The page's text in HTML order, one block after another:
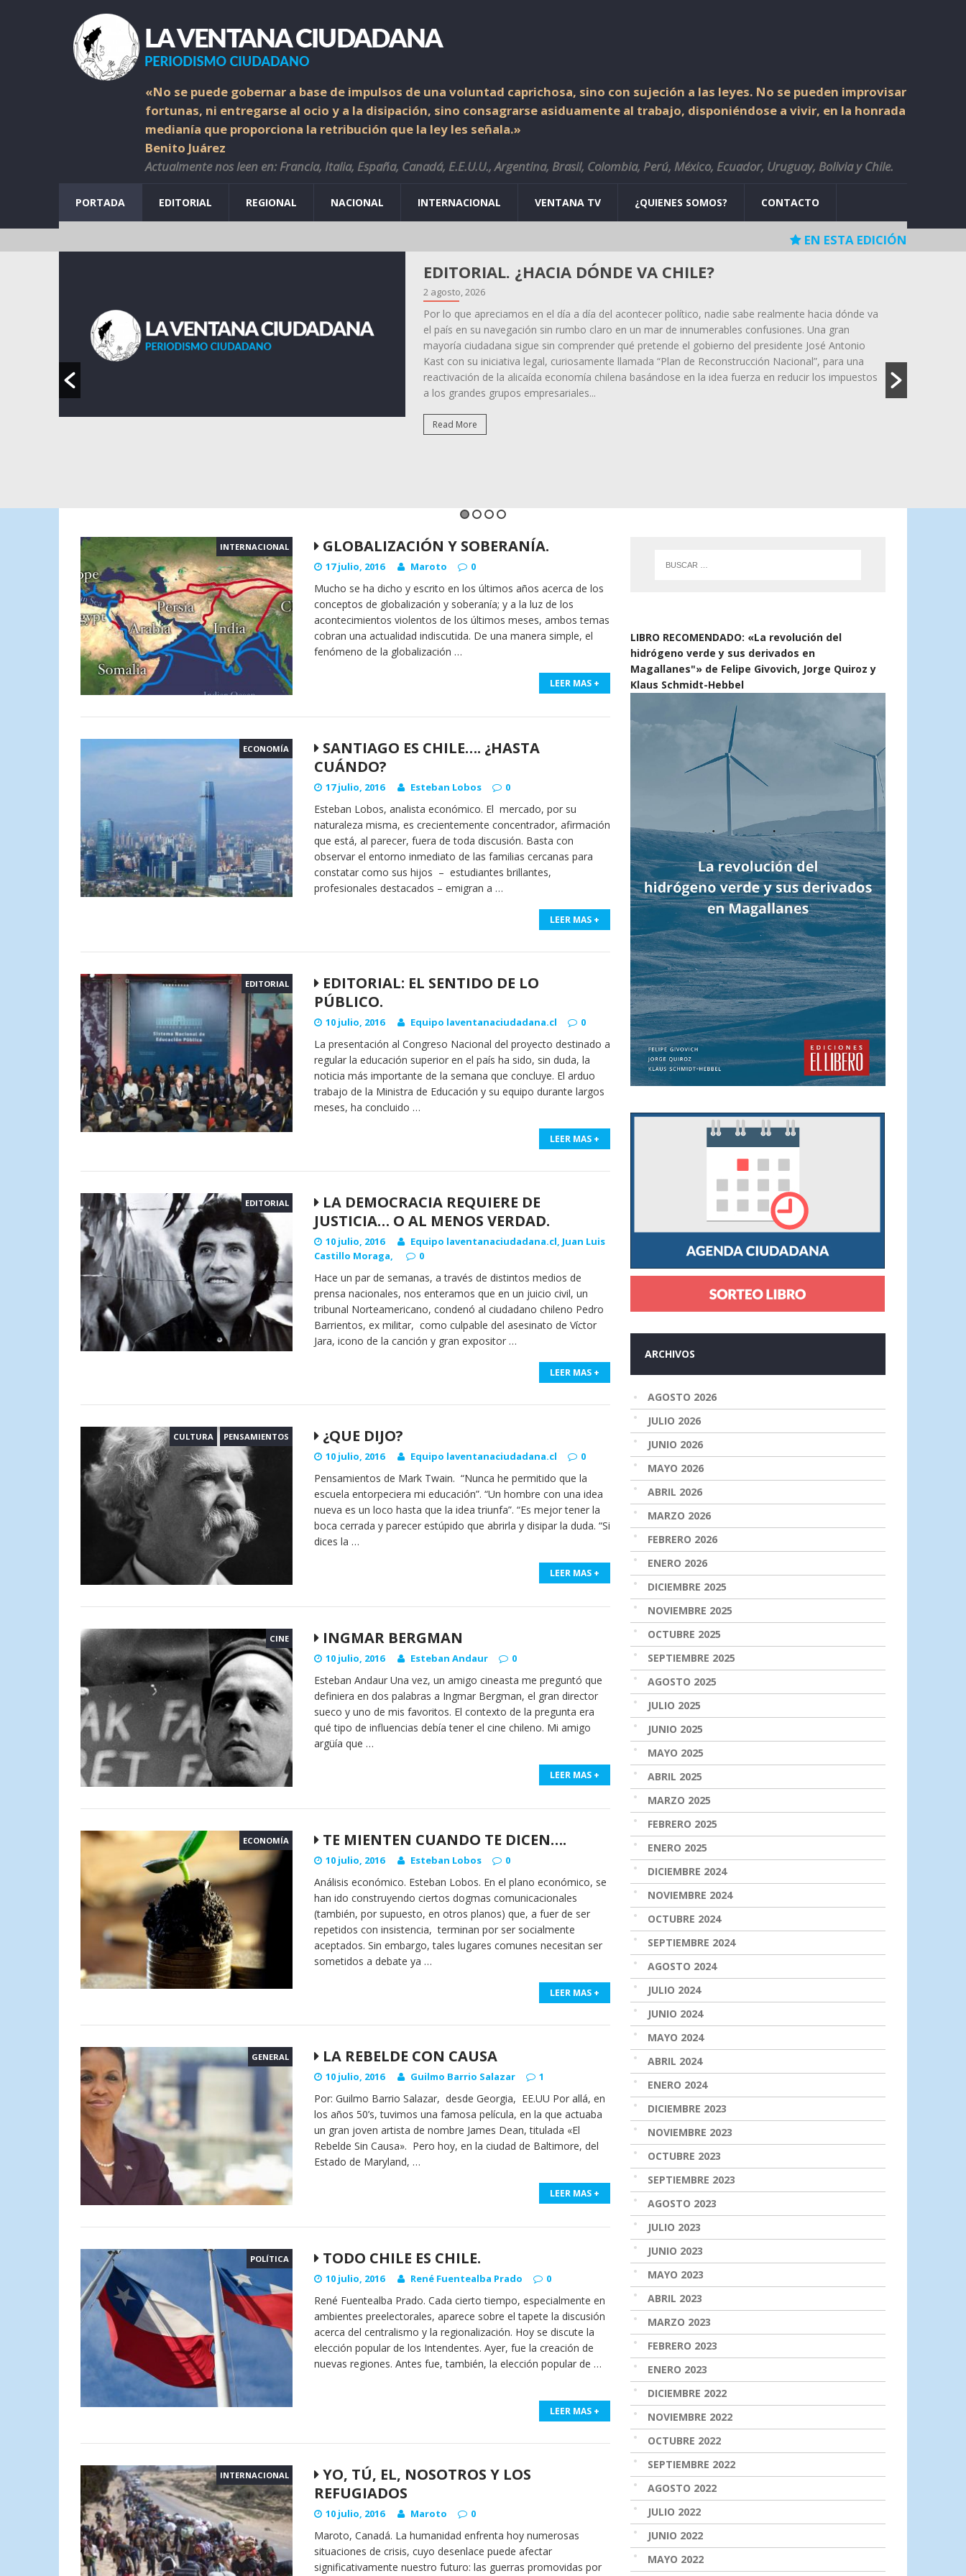
«No se puede gobernar a base de impulsos de una voluntad caprichosa, sino con sujeción a las leyes. No se pueden improvisar
fortunas, ni entregarse al ocio y a la disipación, sino consagrarse asiduamente al trabajo, disponiéndose a vivir, en la honrada
medianía que proporciona la retribución que la ley les señala.»
Benito Juárez
Actualmente nos leen en: Francia, Italia, España, Canadá, E.E.U.U., Argentina, Brasil, Colombia, Perú, México, Ecuador, Uruguay, Bolivia y Chile.
PORTADA EDITORIAL REGIONAL NACIONAL INTERNACIONAL VENTANA TV ¿QUIENES SOMOS? CONTACTO
EN ESTA EDICIÓN
El territorio tiene memoria: lo que las inundaciones de
Coquimbo nos están mostrando
2 agosto, 2026
Lo ocurrido durante este sistema frontal no puede explicarse solamente diciendo que "llovió
mucho". En la Región de Coquimbo cayó una gran cantidad de agua sobre un territorio que
llevaba años enfrentando condiciones de sequía y que posee numerosas quebradas, cuencas
pequeñas y pendientes pronunciadas. El resultado fue el aumento de caudales, remociones en
masa, activación de quebradas, daños en viviendas y graves problemas de conectividad. Nuestra
región presenta una geomorfología marcada por la cercanía entre la cordillera de la...
INTERNACIONAL GLOBALIZACIÓN Y SOBERANÍA.
17 julio, 2016 Maroto 0
Mucho se ha dicho y escrito en los últimos años acerca de los
conceptos de globalización y soberanía; y a la luz de los
acontecimientos violentos de los últimos meses, ambos temas
cobran una actualidad indiscutida. De una manera simple, el
fenómeno de la globalización …
LEER MAS +
ECONOMÍA
SANTIAGO ES CHILE…. ¿HASTA
CUÁNDO?
17 julio, 2016 Esteban Lobos 0
Esteban Lobos, analista económico. El mercado, por su
naturaleza misma, es crecientemente concentrador, afirmación
que está, al parecer, fuera de toda discusión. Basta con
observar el entorno inmediato de las familias cercanas para
constatar como sus hijos – estudiantes brillantes,
profesionales destacados – emigran a …
LEER MAS +
EDITORIAL
EDITORIAL: EL SENTIDO DE LO
PÚBLICO.
10 julio, 2016 Equipo laventanaciudadana.cl 0
La presentación al Congreso Nacional del proyecto destinado a
regular la educación superior en el país ha sido, sin duda, la
noticia más importante de la semana que concluye. El arduo
trabajo de la Ministra de Educación y su equipo durante largos
meses, ha concluido …
LEER MAS +
EDITORIAL
LA DEMOCRACIA REQUIERE DE
JUSTICIA… O AL MENOS VERDAD.
10 julio, 2016 Equipo laventanaciudadana.cl, Juan Luis
Castillo Moraga, 0
Hace un par de semanas, a través de distintos medios de
prensa nacionales, nos enteramos que en un juicio civil, un
tribunal Norteamericano, condenó al ciudadano chileno Pedro
Barrientos, ex militar, como culpable del asesinato de Víctor
Jara, icono de la canción y gran expositor …
LEER MAS +
CULTURA PENSAMIENTOS ¿QUE DIJO?
10 julio, 2016 Equipo laventanaciudadana.cl 0
Pensamientos de Mark Twain. “Nunca he permitido que la
escuela entorpeciera mi educación”. “Un hombre con una idea
nueva es un loco hasta que la idea triunfa”. “Es mejor tener la
boca cerrada y parecer estúpido que abrirla y disipar la duda. “Si
dices la …
LEER MAS +
CINE INGMAR BERGMAN
10 julio, 2016 Esteban Andaur 0
Esteban Andaur Una vez, un amigo cineasta me preguntó que
definiera en dos palabras a Ingmar Bergman, el gran director
sueco y uno de mis favoritos. El contexto de la pregunta era
qué tipo de influencias debía tener el cine chileno. Mi amigo
argüía que …
LEER MAS +
ECONOMÍA TE MIENTEN CUANDO TE DICEN….
10 julio, 2016 Esteban Lobos 0
Análisis económico. Esteban Lobos. En el plano económico, se
han ido construyendo ciertos dogmas comunicacionales
(también, por supuesto, en otros planos) que, a fuer de ser
repetidos con insistencia, terminan por ser socialmente
aceptados. Sin embargo, tales lugares comunes necesitan ser
sometidos a debate ya …
LEER MAS +
GENERAL LA REBELDE CON CAUSA
10 julio, 2016 Guilmo Barrio Salazar 1
Por: Guilmo Barrio Salazar, desde Georgia, EE.UU Por allá, en
los años 50’s, tuvimos una famosa película, en la que actuaba
un gran joven artista de nombre James Dean, titulada «El
Rebelde Sin Causa». Pero hoy, en la ciudad de Baltimore, del
Estado de Maryland, …
LEER MAS +
POLÍTICA TODO CHILE ES CHILE.
10 julio, 2016 René Fuentealba Prado 0
René Fuentealba Prado. Cada cierto tiempo, especialmente en
ambientes preelectorales, aparece sobre el tapete la discusión
acerca del centralismo y la regionalización. Hoy se discute la
elección popular de los Intendentes. Ayer, fue la creación de
nuevas regiones. Antes fue, también, la elección popular de …
LEER MAS +
INTERNACIONAL
YO, TÚ, EL, NOSOTROS Y LOS
REFUGIADOS
10 julio, 2016 Maroto 0
Maroto, Canadá. La humanidad enfrenta hoy numerosas
situaciones de crisis, cuyo desenlace puede afectar
significativamente nuestro futuro: las guerras promovidas por
LIBRO RECOMENDADO: «La revolución del
hidrógeno verde y sus derivados en
Magallanes"» de Felipe Givovich, Jorge Quiroz y
Klaus Schmidt-Hebbel
ARCHIVOS
AGOSTO 2026
JULIO 2026
JUNIO 2026
MAYO 2026
ABRIL 2026
MARZO 2026
FEBRERO 2026
ENERO 2026
DICIEMBRE 2025
NOVIEMBRE 2025
OCTUBRE 2025
SEPTIEMBRE 2025
AGOSTO 2025
JULIO 2025
JUNIO 2025
MAYO 2025
ABRIL 2025
MARZO 2025
FEBRERO 2025
ENERO 2025
DICIEMBRE 2024
NOVIEMBRE 2024
OCTUBRE 2024
SEPTIEMBRE 2024
AGOSTO 2024
JULIO 2024
JUNIO 2024
MAYO 2024
ABRIL 2024
ENERO 2024
DICIEMBRE 2023
NOVIEMBRE 2023
OCTUBRE 2023
SEPTIEMBRE 2023
AGOSTO 2023
JULIO 2023
JUNIO 2023
MAYO 2023
ABRIL 2023
MARZO 2023
FEBRERO 2023
ENERO 2023
DICIEMBRE 2022
NOVIEMBRE 2022
OCTUBRE 2022
SEPTIEMBRE 2022
AGOSTO 2022
JULIO 2022
JUNIO 2022
MAYO 2022